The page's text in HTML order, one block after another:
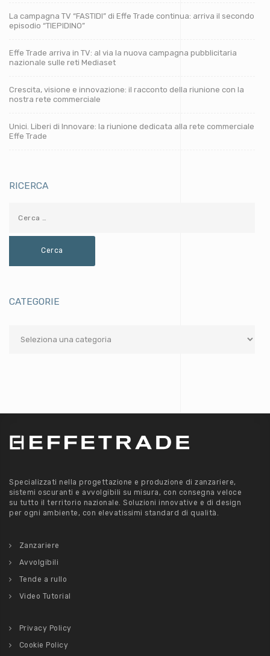
La campagna TV “FASTIDI” di Effe Trade continua: arriva il secondo
episodio “TIEPIDINO”
Effe Trade arriva in TV: al via la nuova campagna pubblicitaria
nazionale sulle reti Mediaset
Crescita, visione e innovazione: il racconto della riunione con la
nostra rete commerciale
Unici. Liberi di Innovare: la riunione dedicata alla rete commerciale
Effe Trade
RICERCA
CATEGORIE
Specializzati nella progettazione e produzione di zanzariere,
sistemi oscuranti e avvolgibili su misura, con consegna veloce
su tutto il territorio nazionale. Soluzioni innovative e di design
per ogni ambiente, con elevatissimi standard di qualità.
Zanzariere
Avvolgibili
Tende a rullo
Video Tutorial
Privacy Policy
Cookie Policy